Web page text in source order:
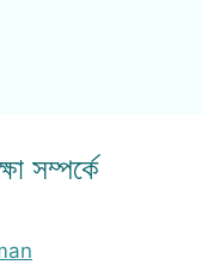
সম্পর্কে